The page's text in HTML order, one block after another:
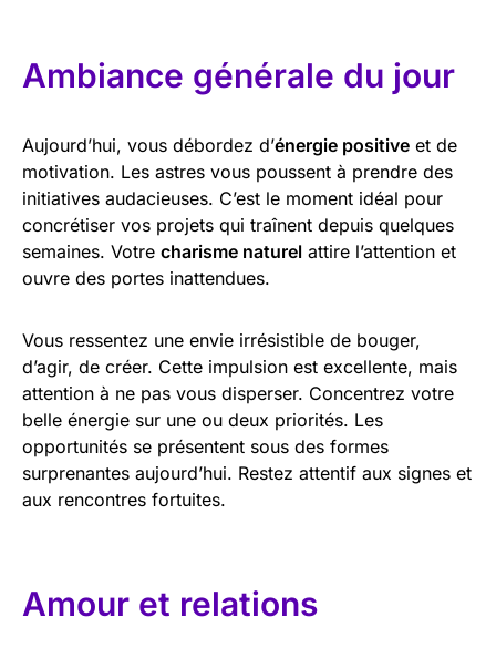
Ambiance générale du jour
Aujourd’hui, vous débordez d’énergie positive et de
motivation. Les astres vous poussent à prendre des
initiatives audacieuses. C’est le moment idéal pour
concrétiser vos projets qui traînent depuis quelques
semaines. Votre charisme naturel attire l’attention et
ouvre des portes inattendues.
Vous ressentez une envie irrésistible de bouger,
d’agir, de créer. Cette impulsion est excellente, mais
attention à ne pas vous disperser. Concentrez votre
belle énergie sur une ou deux priorités. Les
opportunités se présentent sous des formes
surprenantes aujourd’hui. Restez attentif aux signes et
aux rencontres fortuites.
Amour et relations